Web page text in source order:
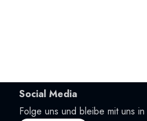
Social Media
Folge uns und bleibe mit uns in